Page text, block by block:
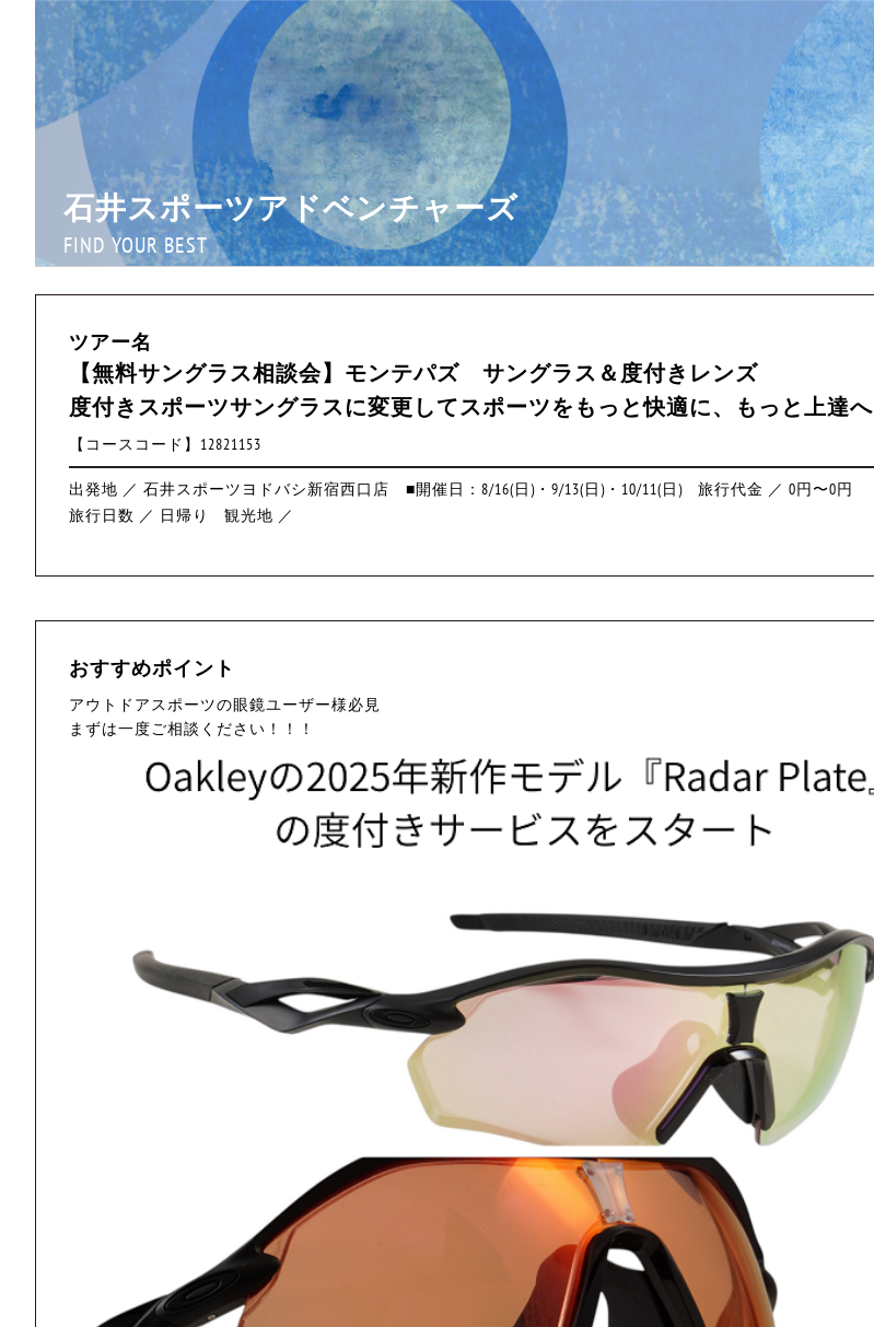
石井スポーツアドベンチャーズ
FIND YOUR BEST
ツアー名
【無料サングラス相談会】モンテパズ サングラス＆度付きレンズ
度付きスポーツサングラスに変更してスポーツをもっと快適に、もっと上達へ
【コースコード】12821153
出発地 ／ 石井スポーツヨドバシ新宿西口店 ■開催日：8/16(日)・9/13(日)・10/11(日)
旅行代金 ／ 0円〜0円
旅行日数 ／ 日帰り
観光地 ／
おすすめポイント
アウトドアスポーツの眼鏡ユーザー様必見
まずは一度ご相談ください！！！